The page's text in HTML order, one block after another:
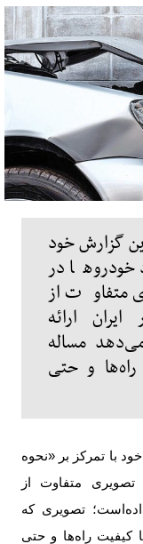
گزارش خود
در
متفاوت از
ارائه
مساله
و حتی
با تمرکز بر «نحوه
تصویری متفاوت از
تصویری که
کیفیت راه‌ها و حتی